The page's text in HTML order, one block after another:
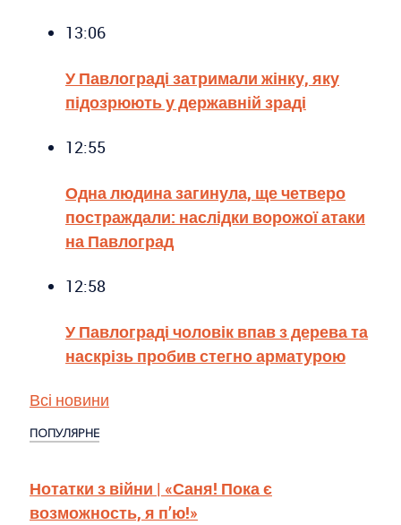
13:06
У Павлограді затримали жінку, яку
підозрюють у державній зраді
12:55
Одна людина загинула, ще четверо
постраждали: наслідки ворожої атаки
на Павлоград
12:58
У Павлограді чоловік впав з дерева та
наскрізь пробив стегно арматурою
Всі новини
ПОПУЛЯРНЕ
Нотатки з війни | «Саня! Пока є
возможность, я п’ю!»